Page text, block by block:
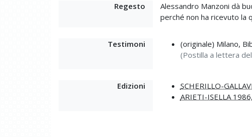
Regesto
Alessandro Manzoni dà
perché non ha ricevuto la
Testimoni (originale) Milano,
(Postilla a lettera
Edizioni SCHERILLO-
ARIETI-ISELLA 1986